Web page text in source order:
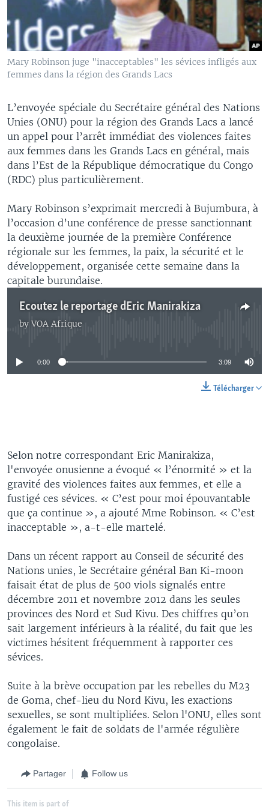
Mary Robinson juge "inacceptables" les sévices infligés aux
femmes dans la région des Grands Lacs
L’envoyée spéciale du Secrétaire général des Nations
Unies (ONU) pour la région des Grands Lacs a lancé
un appel pour l’arrêt immédiat des violences faites
aux femmes dans les Grands Lacs en général, mais
dans l’Est de la République démocratique du Congo
(RDC) plus particulièrement.
Mary Robinson s’exprimait mercredi à Bujumbura, à
l’occasion d’une conférence de presse sanctionnant
la deuxième journée de la première Conférence
régionale sur les femmes, la paix, la sécurité et le
développement, organisée cette semaine dans la
capitale burundaise.
Ecoutez le reportage dEric Manirakiza
byVOA Afrique
No media source currently available
0:00 3:09
Télécharger
Selon notre correspondant Eric Manirakiza,
l'envoyée onusienne a évoqué « l’énormité » et la
gravité des violences faites aux femmes, et elle a
fustigé ces sévices. « C’est pour moi épouvantable
que ça continue », a ajouté Mme Robinson. « C’est
inacceptable », a-t-elle martelé.
Dans un récent rapport au Conseil de sécurité des
Nations unies, le Secrétaire général Ban Ki-moon
faisait état de plus de 500 viols signalés entre
décembre 2011 et novembre 2012 dans les seules
provinces des Nord et Sud Kivu. Des chiffres qu’on
sait largement inférieurs à la réalité, du fait que les
victimes hésitent fréquemment à rapporter ces
sévices.
Suite à la brève occupation par les rebelles du M23
de Goma, chef-lieu du Nord Kivu, les exactions
sexuelles, se sont multipliées. Selon l'ONU, elles sont
également le fait de soldats de l'armée régulière
congolaise.
Partager Follow us
This item is part of